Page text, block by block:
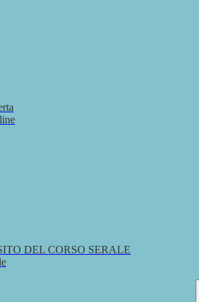
DEL CORSO SERALE